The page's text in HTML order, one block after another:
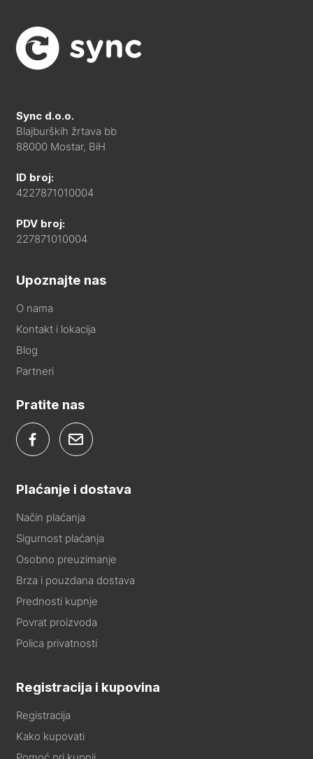
Sync d.o.o.
Blajburških žrtava bb
88000 Mostar, BiH
ID broj:
4227871010004
PDV broj:
227871010004
Upoznajte nas
O nama
Kontakt i lokacija
Blog
Partneri
Pratite nas
Plaćanje i dostava
Način plaćanja
Sigurnost plaćanja
Osobno preuzimanje
Brza i pouzdana dostava
Prednosti kupnje
Povrat proizvoda
Polica privatnosti
Registracija i kupovina
Registracija
Kako kupovati